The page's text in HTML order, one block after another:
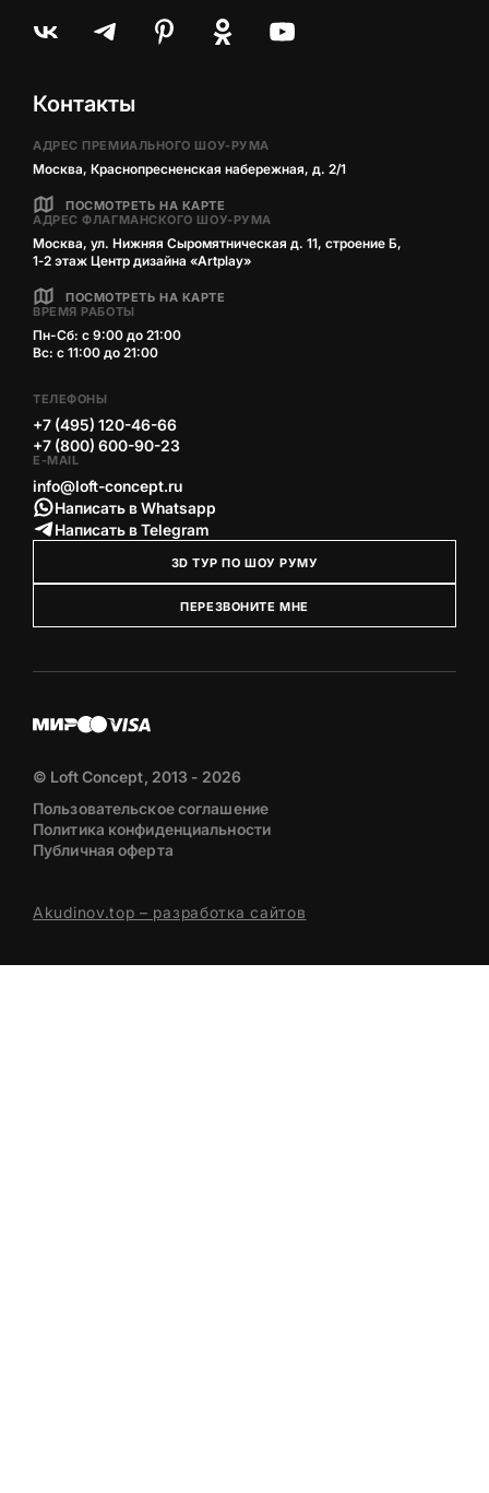
Контакты
АДРЕС ПРЕМИАЛЬНОГО ШОУ-РУМА
Москва, Краснопресненская набережная, д. 2/1
ПОСМОТРЕТЬ НА КАРТЕ
АДРЕС ФЛАГМАНСКОГО ШОУ-РУМА
Москва, ул. Нижняя Сыромятническая д. 11, строение Б,
1‑2 этаж Центр дизайна «Artplay»
ПОСМОТРЕТЬ НА КАРТЕ
ВРЕМЯ РАБОТЫ
Пн-Сб: с 9:00 до 21:00
Вс: с 11:00 до 21:00
ТЕЛЕФОНЫ
+7 (495) 120-46-66
+7 (800) 600-90-23
E-MAIL
info@loft-concept.ru
Написать в Whatsapp
Написать в Telegram
3D ТУР ПО ШОУ РУМУ
ПЕРЕЗВОНИТЕ МНЕ
© Loft Concept, 2013 - 2026
Пользовательское соглашение
Политика конфиденциальности
Публичная оферта
Akudinov.top – разработка сайтов